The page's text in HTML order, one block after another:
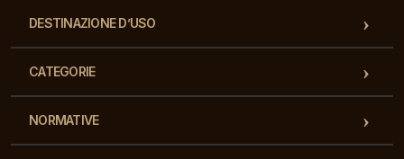
DESTINAZIONE D’USO
CATEGORIE
NORMATIVE